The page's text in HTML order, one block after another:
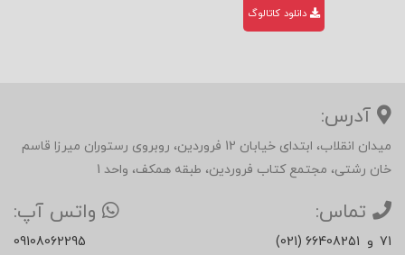
دانلود کاتالوگ
آدرس:
میدان انقلاب، ابتدای خیابان 12 فروردین، روبروی رستوران میرزا قاسم
خان رشتی، مجتمع کتاب فروردین، طبقه همکف، واحد 1
تماس:
(021) 66408251 و 71
واتس آپ:
09108062295